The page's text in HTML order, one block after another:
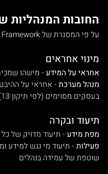
החובות המנהליות
על פי המסגרת של NIST Privacy Framework, עסקים צריכים:
מינוי אחראים
אחראי על המידע - מישהו
מנהל מערכת - אחראי על
בעסקים מסוימים (לפי תיקון 13)
תיעוד ובקרה
מפת מידע - תיעוד מדויק של
פעילות - תיעוד מי נגש למידע
שוטפת של עמידה בנהלים